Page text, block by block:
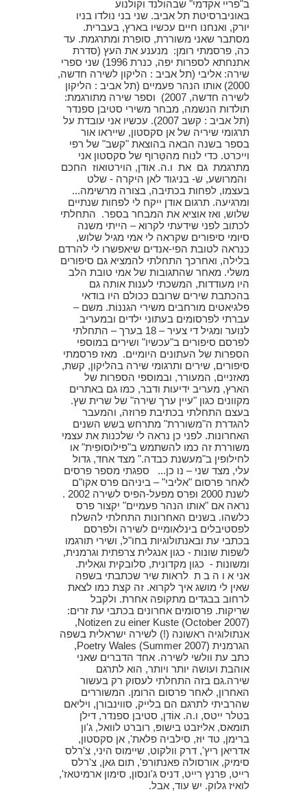
ב"פריי אקדמי" שבהולנד וקולנוע
באוניברסיטת תל אביב. שני בני נולדו בניו
יורק, ואנחנו חיים עכשיו בארץ, בעברית.
מסתבר שאני משוררת, סופרת ומתרגמת. עד
כה, פרסמתי רומן: מנענע את העץ (סדרת
אתנחתא לספרות יפה, כנרת 1996) שני ספרי
שירה: אליבי (תל אביב : הליקון לשירה חדשה,
2000) אותו הנהר פעמיים (תל אביב : הליקון
לשירה חדשה, 2007) וספר שירה מתורגמת:
תולדות הנשמה, מבחר משירי סטיבן ספנדר
(תל אביב : קשב 2007). עכשיו אני עובדת על
תרגומי שיריה של אן סקסטון, שייראו אור
בספר בשנה הבאה בהוצאת "קשב" של רפי
וייכרט. כדי לנוח מהטֵּרוף של סקסטון אני
מתרגמת גם את ו.ה. אודן, הוירטואוז החכם
והמרושע, ש- בניגוד לאן היקרה - שלט
בעצמו, לפחות בכתיבה, בצורה מרשימה...
ומרגיעה. תרגום אודן ייקח לי לפחות שנתיים
שלוש, ואז אוציא את המבחר בספר. התחלתי
לכתוב לפני שידעתי לקרוא – הייתי משנה
סיומי סיפורים שקראה לי אמי מגיל שלוש,
כנראה לטובת הפי-אנדים שיאפשרו לי להרדם
בלילה, ואחרכך התחלתי להמציא גם סיפורים
משלי. מאחר שהתגובות של אמי טובת הלב
היו מעודדות, המשכתי לענות אותה גם
בהכתבת שירים שרובם ככולם היו בודאי
פלגיאטים מורחבים משירי הגננוֹת. משם –
עברתי לפרסומים בעתוני ילדים ובמעריב
לנוער ומגיל די צעיר – 18 בערך – התחלתי
לפרסם סיפורים ב"עכשיו" ושירים במוספי
הספרות של העתונים היומיים. מאז פרסמתי
סיפורים, שירים ותרגומי שירה בהליקון, קשת,
מאזניים, המעורר, ובמוספי הספרות של
הארץ, מעריב ידיעות ודבר, כמו גם באתרים
מקוונים כגון "עיין ערך שירה" של שרית שץ.
בעצם התחלתי בכתיבת פרוזה, והמעבר
להגדרת ה"משוררת" מתרחש בשש השנים
האחרונות. לפני כן נראה לי שלכנות את עצמי
משוררת זה כמו להשתמש ב"פילוסופִית" או
לחילופין ב"מעשנת כבדה." מצד אחד, גדול
עלי, מצד שני – נו כן... ספגתי מספר פרסים
לאחר פרסום "אליבי" – ביניהם פרס אקו"ם
לשנת 2000 ופרס מפעל-הפיס לשירה 2002 .
נראה אם "אותו הנהר פעמיים" יקצור פרס
כלשהו. בשנים האחרונות התחלתי להשלח
לפסטיבלים בינלאומיים לשירה ולפרסם
בכתבי עת ובאנתולוגיות בחו"ל, ושירי תורגמו
לשפות שונות - כגון אנגלית צרפתית וגרמנית,
ומשונות - כגון מקדונית, סלובקית וגאלית.
אני א ו ה ב ת לראות שיר שכתבתי בשפה
שאין לי מושג איך לקרוא. זה קצת כמו לצאת
לרחוב בבגדים מתקופה אחרת. ולקבל
שריקות. פרסומים אחרונים בכתבי עת זרים:
Notizen zu einer Kuste (October 2007),
אנתולוגיה ראשונה (!) לשירה ישראלית בשפה
הגרמנית Poetry Wales (Summer 2007),
כתב עת וולשי לשירה. אחד הדברים שאני
אוהבת ועושה יותר ויותר, הוא לתרגם
שירה.גם בזה התחלתי לעסוק רק בעשור
האחרון, לאחר פרסום הרומן. המשוררים
שהרביתי לתרגם הם בלייק, סווינבורן, ויליאם
בטלר ייטס, ו.ה. אוֹדן, סטיבן ספנדר, דילן
תומאס, אליזבט בישופּ, רוברט לוואל, ג'ון
ברימן, טד יוּז, סילביה פלאת', אן סקסטון,
אדריאן ריץ', דרק וולקוט, שיימוס היני, צ'רלס
סימיק, אורסולה פאנתורפ', תום גאן, צ'רלס
רייט, פרנץ רייט, דניס ג'ונסון, סימון ארמיטאז',
לואיז גלוק. יש עוד, אבל.